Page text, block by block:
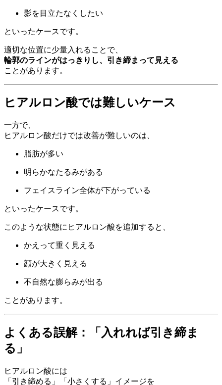
影を目立たなくしたい
といったケースです。
適切な位置に少量入れることで、
輪郭のラインがはっきりし、引き締まって見える
ことがあります。
ヒアルロン酸では難しいケース
一方で、
ヒアルロン酸だけでは改善が難しいのは、
脂肪が多い
明らかなたるみがある
フェイスライン全体が下がっている
といったケースです。
このような状態にヒアルロン酸を追加すると、
かえって重く見える
顔が大きく見える
不自然な膨らみが出る
ことがあります。
よくある誤解：「入れれば引き締ま
る」
ヒアルロン酸には
「引き締める」「小さくする」イメージを